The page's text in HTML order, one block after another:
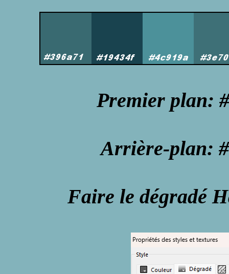
Premier plan:
Arrière-plan:
Faire le dégradé